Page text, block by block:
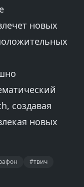
новых
создавая
новых
#твич